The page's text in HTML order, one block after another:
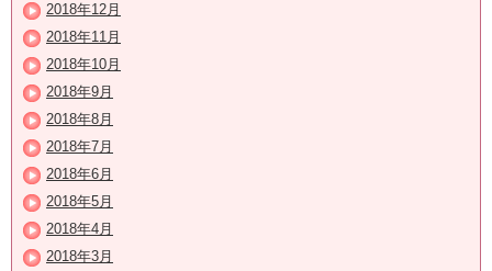
2018年12月
2018年11月
2018年10月
2018年9月
2018年8月
2018年7月
2018年6月
2018年5月
2018年4月
2018年3月